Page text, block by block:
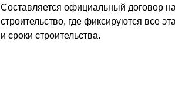
Составляется официальный договор на
строительство, где фиксируются все
и сроки строительства.